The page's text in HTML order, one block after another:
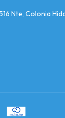
Nte, Colonia